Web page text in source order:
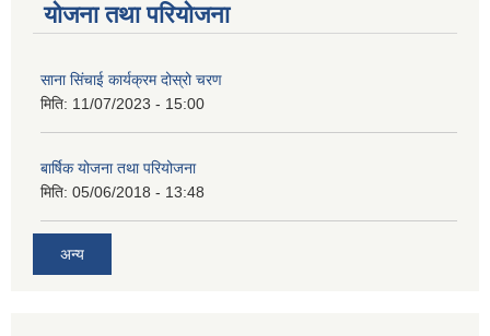
योजना तथा परियोजना
साना सिंचाई कार्यक्रम दोस्रो चरण
मिति: 11/07/2023 - 15:00
बार्षिक योजना तथा परियोजना
मिति: 05/06/2018 - 13:48
अन्य